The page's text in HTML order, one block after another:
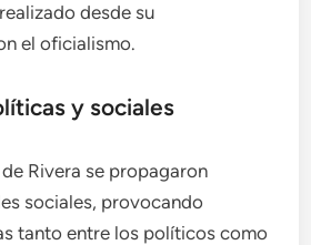
desde su
el oficialismo.
y sociales
Rivera se propagaron
sociales, provocando
tanto entre los políticos como